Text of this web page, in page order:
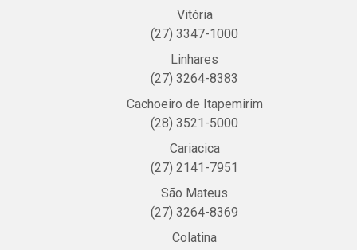
Vitória
(27) 3347-1000
Linhares
(27) 3264-8383
Cachoeiro de Itapemirim
(28) 3521-5000
Cariacica
(27) 2141-7951
São Mateus
(27) 3264-8369
Colatina